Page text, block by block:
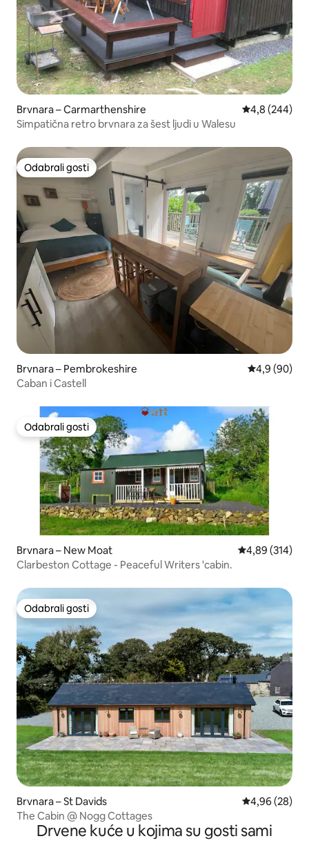
Brvnara – Carmarthenshire Prosječna
4,8 (244)
Simpatična retro brvnara za šest ljudi u Walesu
Odabrali gosti
Odabrali gosti
Brvnara – Pembrokeshire Prosječna
4,9 (90)
Caban i Castell
Odabrali gosti
Odabrali gosti
Brvnara – New Moat Prosječna
4,89 (314)
Clarbeston Cottage - Peaceful Writers 'cabin.
Odabrali gosti
Odabrali gosti
Brvnara – St Davids Prosječna
4,96 (28)
The Cabin @ Nogg Cottages
Drvene kuće u kojima su gosti sami